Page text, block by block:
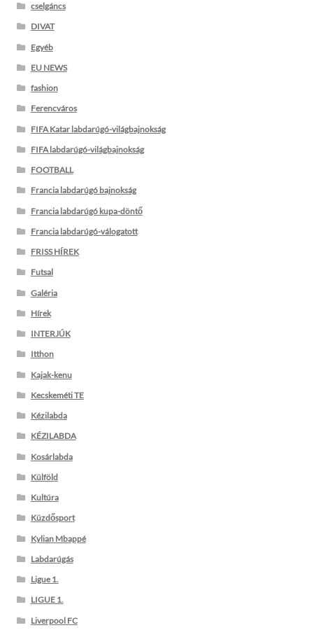
cselgáncs
DIVAT
Egyéb
EU NEWS
fashion
Ferencváros
FIFA Katar labdarúgó-világbajnokság
FIFA labdarúgó-világbajnokság
FOOTBALL
Francia labdarúgó bajnokság
Francia labdarúgó kupa-döntő
Francia labdarúgó-válogatott
FRISS HÍREK
Futsal
Galéria
Hírek
INTERJÚK
Itthon
Kajak-kenu
Kecskeméti TE
Kézilabda
KÉZILABDA
Kosárlabda
Külföld
Kultúra
Küzdősport
Kylian Mbappé
Labdarúgás
Ligue 1.
LIGUE 1.
Liverpool FC